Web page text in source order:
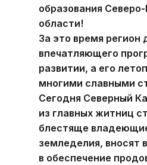
образования
области!
За это время регион
впечатляющего
развитии, а его
многими славными
Сегодня Северный
из главных житниц
блестяще
земледелия, вносят
в обеспечение